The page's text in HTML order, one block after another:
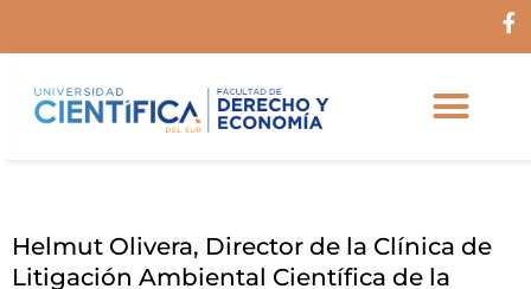
F
Helmut Olivera, Director de la Clínica de
Litigación Ambiental Científica de la